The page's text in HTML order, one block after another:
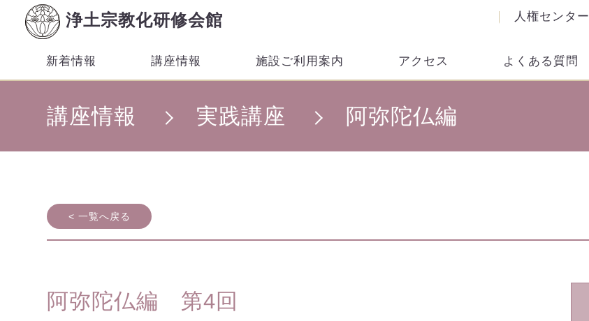
浄土宗教化研修会館
新着情報 講座情報 施設ご利用案内 アクセス よくある質問
人権センター
講座情報 実践講座 阿弥陀仏編
< 一覧へ戻る
阿弥陀仏編 第4回